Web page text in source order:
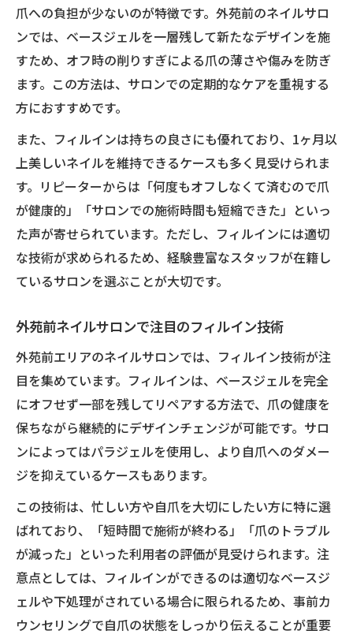
爪への負担が少ないのが特徴です。外苑前のネイルサロ
ンでは、ベースジェルを一層残して新たなデザインを施
すため、オフ時の削りすぎによる爪の薄さや傷みを防ぎ
ます。この方法は、サロンでの定期的なケアを重視する
方におすすめです。
また、フィルインは持ちの良さにも優れており、1ヶ月以
上美しいネイルを維持できるケースも多く見受けられま
す。リピーターからは「何度もオフしなくて済むので爪
が健康的」「サロンでの施術時間も短縮できた」といっ
た声が寄せられています。ただし、フィルインには適切
な技術が求められるため、経験豊富なスタッフが在籍し
ているサロンを選ぶことが大切です。
外苑前ネイルサロンで注目のフィルイン技術
外苑前エリアのネイルサロンでは、フィルイン技術が注
目を集めています。フィルインは、ベースジェルを完全
にオフせず一部を残してリペアする方法で、爪の健康を
保ちながら継続的にデザインチェンジが可能です。サロ
ンによってはパラジェルを使用し、より自爪へのダメー
ジを抑えているケースもあります。
この技術は、忙しい方や自爪を大切にしたい方に特に選
ばれており、「短時間で施術が終わる」「爪のトラブル
が減った」といった利用者の評価が見受けられます。注
意点としては、フィルインができるのは適切なベースジ
ェルや下処理がされている場合に限られるため、事前カ
ウンセリングで自爪の状態をしっかり伝えることが重要